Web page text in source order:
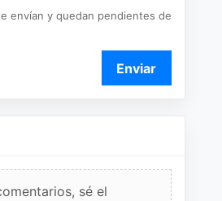
envían y quedan pendientes de
Enviar
sé el